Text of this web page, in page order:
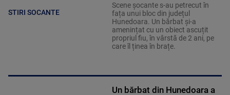
STIRI SOCANTE
Scene șocante s-au petrecut în
fața unui bloc din județul
Hunedoara. Un bărbat și-a
amenințat cu un obiect ascuțit
propriul fiu, în vârstă de 2 ani, pe
care îl ținea în brațe.
Un bărbat din Hunedoara a